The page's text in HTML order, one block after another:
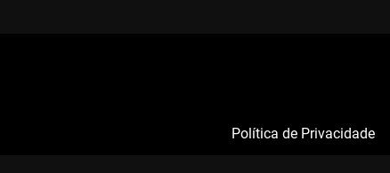
Política de Privacidade